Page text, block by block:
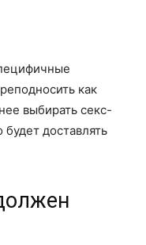
как
выбирать секс-
доставлять